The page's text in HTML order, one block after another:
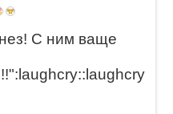
С ним ваще